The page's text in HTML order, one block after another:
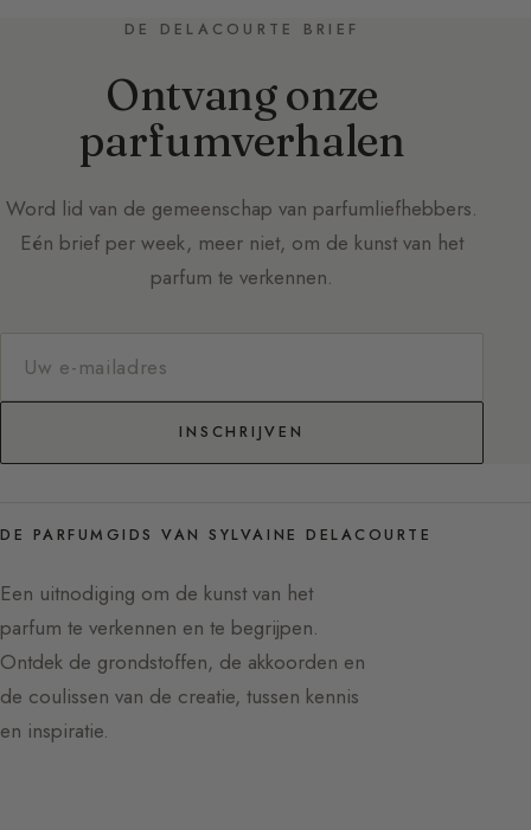
DE DELACOURTE BRIEF
Ontvang onze
parfumverhalen
Word lid van de gemeenschap van parfumliefhebbers.
Eén brief per week, meer niet, om de kunst van het
parfum te verkennen.
INSCHRIJVEN
DE PARFUMGIDS VAN SYLVAINE DELACOURTE
Een uitnodiging om de kunst van het
parfum te verkennen en te begrijpen.
Ontdek de grondstoffen, de akkoorden en
de coulissen van de creatie, tussen kennis
en inspiratie.